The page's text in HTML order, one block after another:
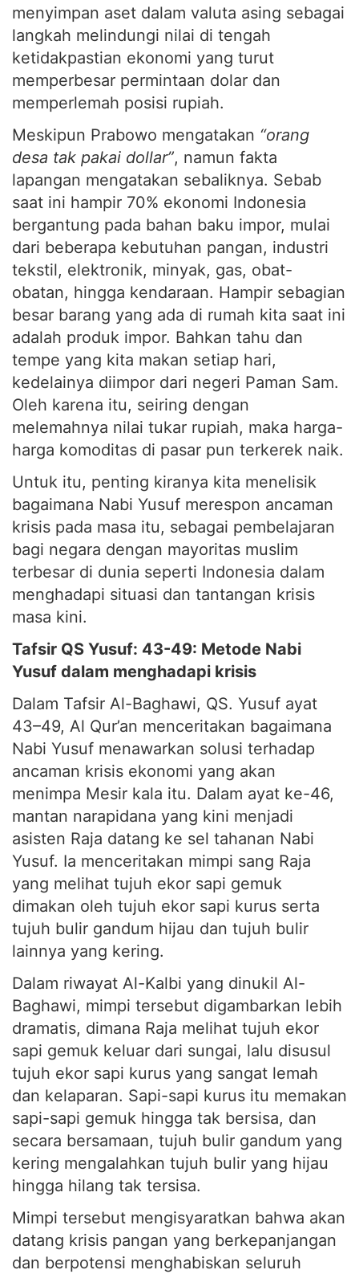
menyimpan aset dalam valuta asing sebagai
langkah melindungi nilai di tengah
ketidakpastian ekonomi yang turut
memperbesar permintaan dolar dan
memperlemah posisi rupiah.
Meskipun Prabowo mengatakan “orang
desa tak pakai dollar”, namun fakta
lapangan mengatakan sebaliknya. Sebab
saat ini hampir 70% ekonomi Indonesia
bergantung pada bahan baku impor, mulai
dari beberapa kebutuhan pangan, industri
tekstil, elektronik, minyak, gas, obat-
obatan, hingga kendaraan. Hampir sebagian
besar barang yang ada di rumah kita saat ini
adalah produk impor. Bahkan tahu dan
tempe yang kita makan setiap hari,
kedelainya diimpor dari negeri Paman Sam.
Oleh karena itu, seiring dengan
melemahnya nilai tukar rupiah, maka harga-
harga komoditas di pasar pun terkerek naik.
Untuk itu, penting kiranya kita menelisik
bagaimana Nabi Yusuf merespon ancaman
krisis pada masa itu, sebagai pembelajaran
bagi negara dengan mayoritas muslim
terbesar di dunia seperti Indonesia dalam
menghadapi situasi dan tantangan krisis
masa kini.
Tafsir QS Yusuf: 43-49: Metode Nabi
Yusuf dalam menghadapi krisis
Dalam Tafsir Al-Baghawi, QS. Yusuf ayat
43–49, Al Qur’an menceritakan bagaimana
Nabi Yusuf menawarkan solusi terhadap
ancaman krisis ekonomi yang akan
menimpa Mesir kala itu. Dalam ayat ke-46,
mantan narapidana yang kini menjadi
asisten Raja datang ke sel tahanan Nabi
Yusuf. Ia menceritakan mimpi sang Raja
yang melihat tujuh ekor sapi gemuk
dimakan oleh tujuh ekor sapi kurus serta
tujuh bulir gandum hijau dan tujuh bulir
lainnya yang kering.
Dalam riwayat Al-Kalbi yang dinukil Al-
Baghawi, mimpi tersebut digambarkan lebih
dramatis, dimana Raja melihat tujuh ekor
sapi gemuk keluar dari sungai, lalu disusul
tujuh ekor sapi kurus yang sangat lemah
dan kelaparan. Sapi-sapi kurus itu memakan
sapi-sapi gemuk hingga tak bersisa, dan
secara bersamaan, tujuh bulir gandum yang
kering mengalahkan tujuh bulir yang hijau
hingga hilang tak tersisa.
Mimpi tersebut mengisyaratkan bahwa akan
datang krisis pangan yang berkepanjangan
dan berpotensi menghabiskan seluruh